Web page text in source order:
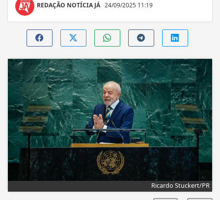
REDAÇÃO NOTÍCIA JÁ 24/09/2025 11:19
Ricardo Stuckert/PR